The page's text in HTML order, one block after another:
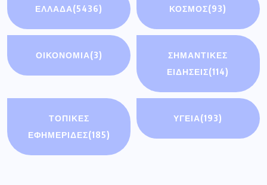
ΕΛΛΑΔΑ(5436) ΚΟΣΜΟΣ(93)
ΟΙΚΟΝΟΜΊΑ(3)
ΣΗΜΑΝΤΙΚΈΣ
ΕΙΔΉΣΕΙΣ(114)
ΤΟΠΙΚΕΣ
ΕΦΗΜΕΡΙΔΕΣ(185)
ΥΓΕΙΑ(193)